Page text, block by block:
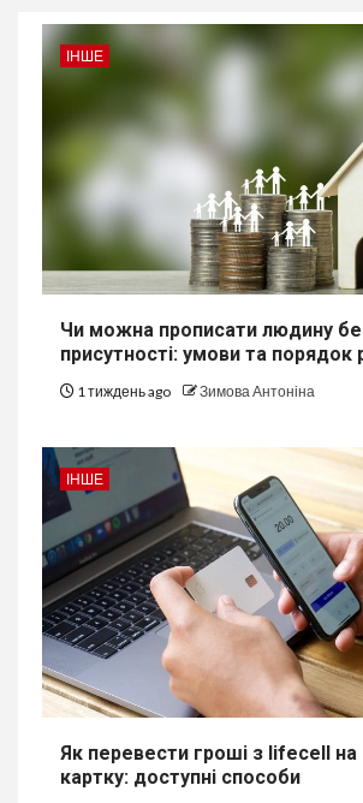
ІНШЕ
Чи можна прописати людину
присутності: умови та порядок
1 тиждень ago Зимова Антоніна
ІНШЕ
Як перевести гроші з lifecell на
картку: доступні способи